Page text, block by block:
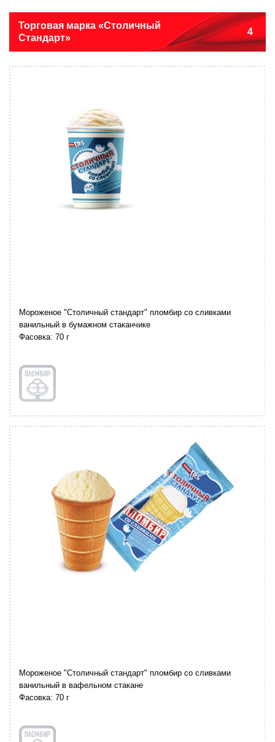
Торговая марка «Столичный
Стандарт»
4
Мороженое "Столичный стандарт" пломбир со сливками
ванильный в бумажном стаканчике
Фасовка: 70 г
Мороженое "Столичный стандарт" пломбир со сливками
ванильный в вафельном стакане
Фасовка: 70 г